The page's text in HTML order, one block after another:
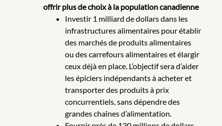
offrir plus de choix à la population canadienne
Investir 1 milliard de dollars dans les
infrastructures alimentaires pour établir
des marchés de produits alimentaires
ou des carrefours alimentaires et élargir
ceux déjà en place. L’objectif sera d’aider
les épiciers indépendants à acheter et
transporter des produits à prix
concurrentiels, sans dépendre des
grandes chaînes d’alimentation.